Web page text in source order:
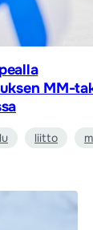
MM-
liitto